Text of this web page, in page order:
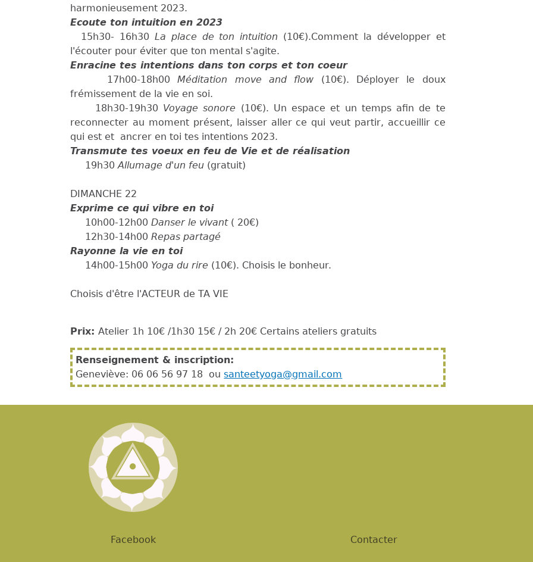
harmonieusement 2023.
Ecoute ton intuition en 2023
15h30- 16h30 La place de ton intuition (10€).Comment la développer et
l'écouter pour éviter que ton mental s'agite.
Enracine tes intentions dans ton corps et ton coeur
17h00-18h00Méditation move and flow (10€). Déployer le doux
frémissement de la vie en soi.
18h30-19h30 Voyage sonore (10€). Un espace et un temps afin de te
reconnecter au moment présent, laisser aller ce qui veut partir, accueillir ce
qui est et ancrer en toi tes intentions 2023.
Transmute tes voeux en feu de Vie et de réalisation
19h30Allumage d'un feu (gratuit)
DIMANCHE 22
Exprime ce qui vibre en toi
10h00-12h00Danser le vivant( 20€)
12h30-14h00Repas partagé
Rayonne la vie en toi
14h00-15h00 Yoga du rire (10€). Choisis le bonheur.
Choisis d'être l'ACTEUR de TA VIE
Prix:Atelier 1h 10€ /1h30 15€ / 2h 20€ Certains ateliers gratuits
Renseignement & inscription:
Geneviève: 06 06 56 97 18 ousanteetyoga@gmail.com
Facebook Contacter